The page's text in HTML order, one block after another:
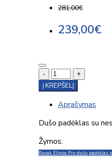
281,00€
239,00€
-
+
Į KREPŠELĮ
Aprašymas
Dušo padėklas su
Žymos:
Ravak Elipso Pro dušo